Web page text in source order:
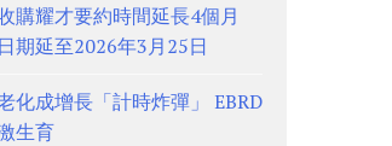
購耀才要約時間延長4個月
期延至2026年3月25日
化成增長「計時炸彈」 EBRD
生育